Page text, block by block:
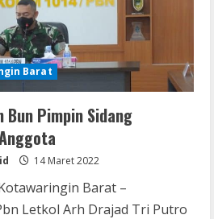
Barat
Bun Pimpin Sidang
14 Maret 2022
Barat –
Letkol Arh Drajad Tri Putro